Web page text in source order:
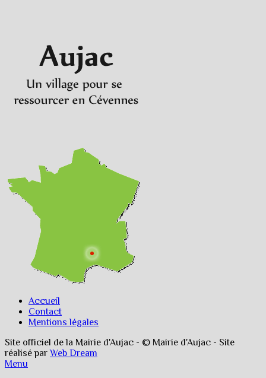
Accueil
Contact
Mentions légales
Site officiel de la Mairie d'Aujac - © Mairie d'Aujac - Site
réalisé parWeb Dream
Menu